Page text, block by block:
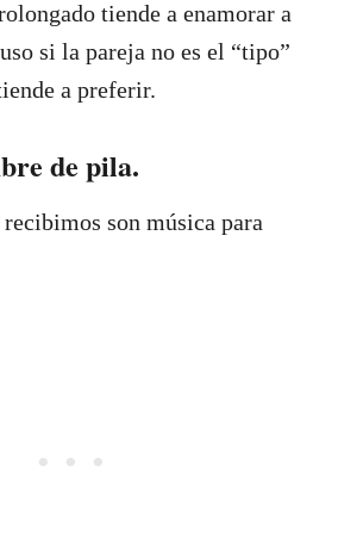
tiende a enamorar a
si la pareja no es el “tipo”
a preferir.
de pila.
son música para